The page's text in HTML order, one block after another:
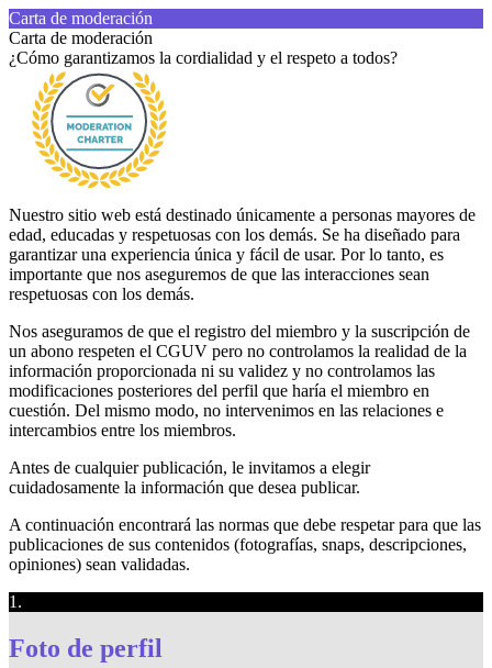
Carta de moderación
Carta de moderación
¿Cómo garantizamos la cordialidad y el respeto a todos?
Nuestro sitio web está destinado únicamente a personas mayores de
edad, educadas y respetuosas con los demás. Se ha diseñado para
garantizar una experiencia única y fácil de usar. Por lo tanto, es
importante que nos aseguremos de que las interacciones sean
respetuosas con los demás.
Nos aseguramos de que el registro del miembro y la suscripción de
un abono respeten el CGUV pero no controlamos la realidad de la
información proporcionada ni su validez y no controlamos las
modificaciones posteriores del perfil que haría el miembro en
cuestión. Del mismo modo, no intervenimos en las relaciones e
intercambios entre los miembros.
Antes de cualquier publicación, le invitamos a elegir
cuidadosamente la información que desea publicar.
A continuación encontrará las normas que debe respetar para que las
publicaciones de sus contenidos (fotografías, snaps, descripciones,
opiniones) sean validadas.
1.
Foto de perfil